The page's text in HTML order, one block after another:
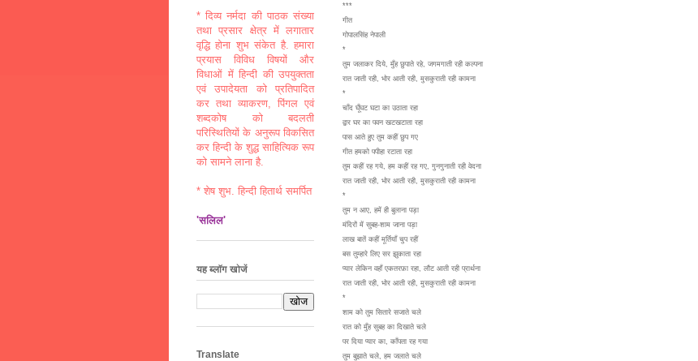
***
गीत
गोपालसिंह नेपाली
*
तुम जलाकर दिये, मुँह छुपाते रहे, जगमगाती रही कल्पना
रात जाती रही, भोर आती रही, मुसकुराती रही कामना
*
चाँद घूँघट घटा का उठाता रहा
द्वार घर का पवन खटखटाता रहा
पास आते हुए तुम कहीं छुप गए
गीत हमको पपीहा रटाता रहा
तुम कहीं रह गये, हम कहीं रह गए, गुनगुनाती रही वेदना
रात जाती रही, भोर आती रही, मुसकुराती रही कामना
*
तुम न आए, हमें ही बुलाना पड़ा
मंदिरों में सुबह-शाम जाना पड़ा
लाख बातें कहीं मूर्तियाँ चुप रहीं
बस तुम्हारे लिए सर झुकाता रहा
प्यार लेकिन वहाँ एकतरफ़ा रहा, लौट आती रही प्रार्थना
रात जाती रही, भोर आती रही, मुसकुराती रही कामना
*
शाम को तुम सितारे सजाते चले
रात को मुँह सुबह का दिखाते चले
पर दिया प्यार का, काँपता रह गया
तुम बुझाते चले, हम जलाते चले
* दिव्य नर्मदा की पाठक संख्या
तथा प्रसार क्षेत्र में लगातार
वृद्धि होना शुभ संकेत है. हमारा
प्रयास विविध विषयों और
विधाओं में हिन्दी की उपयुक्तता
एवं उपादेयता को प्रतिपादित
कर तथा व्याकरण, पिंगल एवं
शब्दकोष को बदलती
परिस्थितियों के अनुरूप विकसित
कर हिन्दी के शुद्ध साहित्यिक रूप
को सामने लाना है.
* शेष शुभ. हिन्दी हितार्थ समर्पित
'सलिल'
यह ब्लॉग खोजें
Translate